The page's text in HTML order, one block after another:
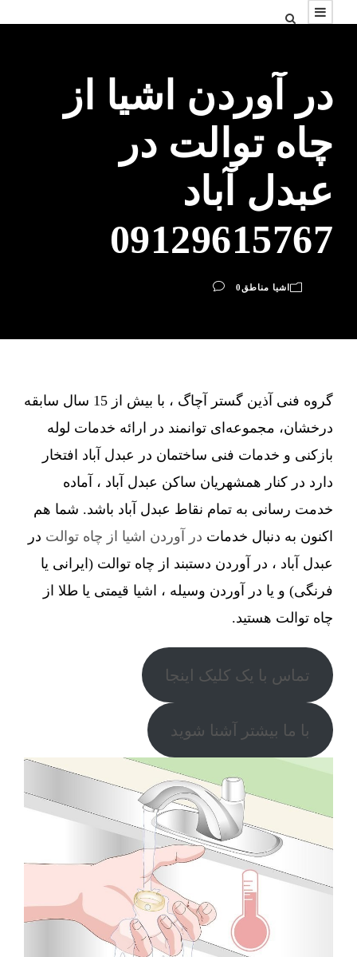
در آوردن اشیا از
چاه توالت در
عبدل آباد
09129615767
اشیا مناطق 0
گروه فنی آذین گستر آچاگ ، با بیش از 15 سال سابقه
درخشان، مجموعه‌ای توانمند در ارائه خدمات لوله
بازکنی و خدمات فنی ساختمان در عبدل آباد افتخار
دارد در کنار همشهریان ساکن عبدل آباد ، آماده
خدمت رسانی به تمام نقاط عبدل آباد باشد. شما هم
اکنون به دنبال خدمات در آوردن اشیا از چاه توالت در
عبدل آباد ، در آوردن دستبند از چاه توالت (ایرانی یا
فرنگی) و یا در آوردن وسیله ، اشیا قیمتی یا طلا از
چاه توالت هستید.
تماس با یک کلیک اینجا
با ما بیشتر آشنا شوید